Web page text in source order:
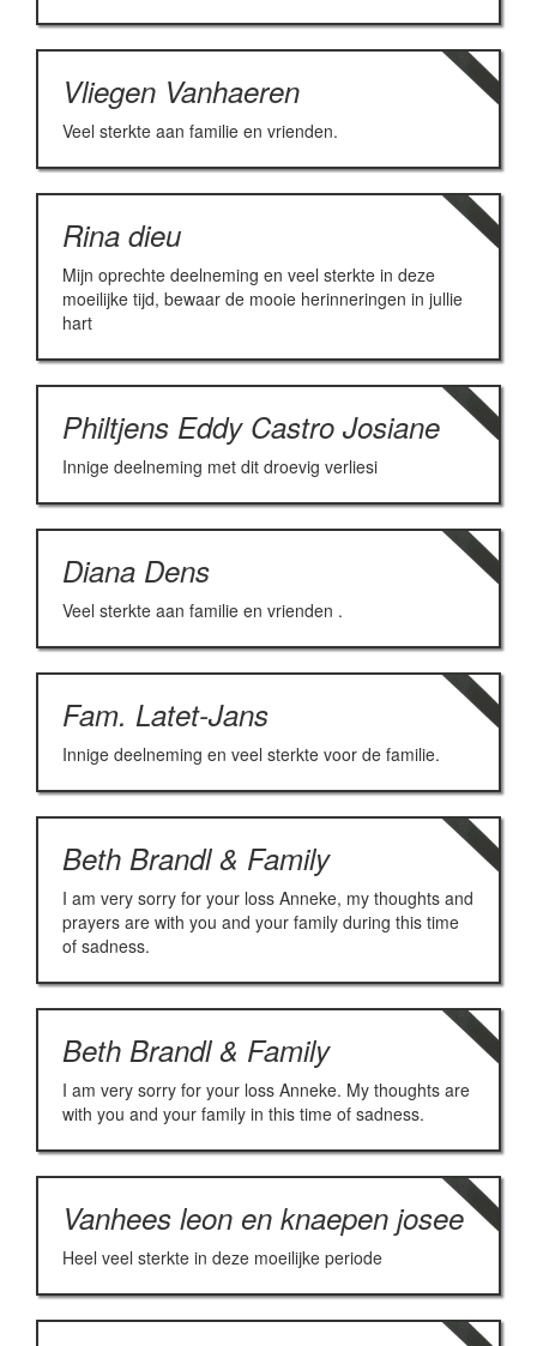
Vliegen Vanhaeren
Veel sterkte aan familie en vrienden.
Rina dieu
Mijn oprechte deelneming en veel sterkte in deze
moeilijke tijd, bewaar de mooie herinneringen in jullie
hart
Philtjens Eddy Castro Josiane
Innige deelneming met dit droevig verliesi
Diana Dens
Veel sterkte aan familie en vrienden .
Fam. Latet-Jans
Innige deelneming en veel sterkte voor de familie.
Beth Brandl & Family
I am very sorry for your loss Anneke, my thoughts and
prayers are with you and your family during this time
of sadness.
Beth Brandl & Family
I am very sorry for your loss Anneke. My thoughts are
with you and your family in this time of sadness.
Vanhees leon en knaepen josee
Heel veel sterkte in deze moeilijke periode